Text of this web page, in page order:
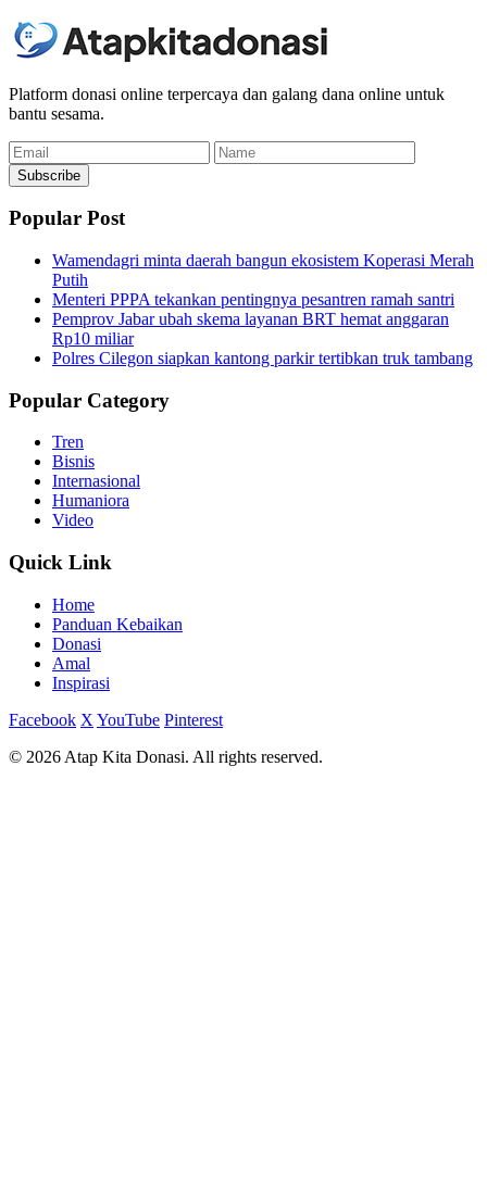
Platform donasi online terpercaya dan galang dana online untuk
bantu sesama.
Email
Name
Subscribe
Popular Post
Wamendagri minta daerah bangun ekosistem Koperasi Merah
Putih
Menteri PPPA tekankan pentingnya pesantren ramah santri
Pemprov Jabar ubah skema layanan BRT hemat anggaran
Rp10 miliar
Polres Cilegon siapkan kantong parkir tertibkan truk tambang
Popular Category
Tren
Bisnis
Internasional
Humaniora
Video
Quick Link
Home
Panduan Kebaikan
Donasi
Amal
Inspirasi
Facebook X YouTube Pinterest
© 2026 Atap Kita Donasi. All rights reserved.